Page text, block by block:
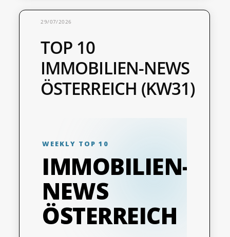
29/07/2026
TOP 10
IMMOBILIEN-NEWS
ÖSTERREICH (KW31)
WEEKLY TOP 10
IMMOBILIEN-
NEWS
ÖSTERREICH